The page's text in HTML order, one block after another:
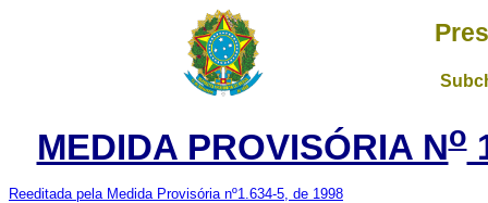
MEDIDA PROVISÓRIA No
Reeditada pela Medida Provisória nº1.634-5, de 1998